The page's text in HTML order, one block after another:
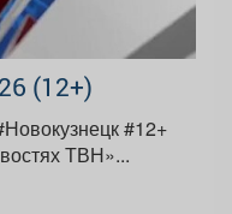
(12+)
#12+
ТВН»...